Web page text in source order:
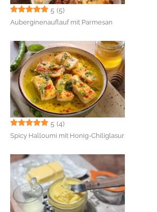
5 (5)
Auberginenauflauf mit Parmesan
5 (4)
Spicy Halloumi mit Honig-Chiliglasur